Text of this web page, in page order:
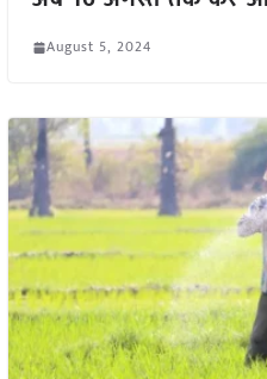
August 5, 2024